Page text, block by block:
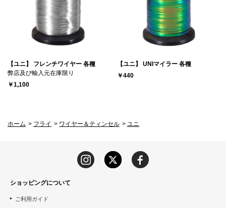
【ユニ】 フレンチワイヤー 各種
弊店及び輸入元在庫限り
￥1,100
【ユニ】 UNIマイラー 各種
￥440
ホーム > フライ > ワイヤー＆ティンセル > ユニ
ショッピングについて
ご利用ガイド